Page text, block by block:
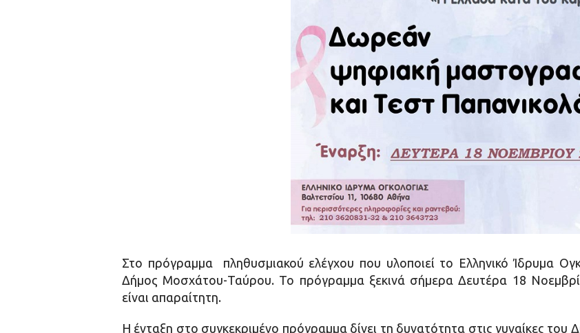
Στο πρόγραμμα πληθυσμιακού ελέγχου που υλοποιεί το Ελληνικό Ίδρυμα
Δήμος Μοσχάτου-Ταύρου. Το πρόγραμμα ξεκινά σήμερα Δευτέρα 18
είναι απαραίτητη.
Η ένταξη στο συγκεκριμένο πρόγραμμα δίνει τη δυνατότητα στις γυναίκες του